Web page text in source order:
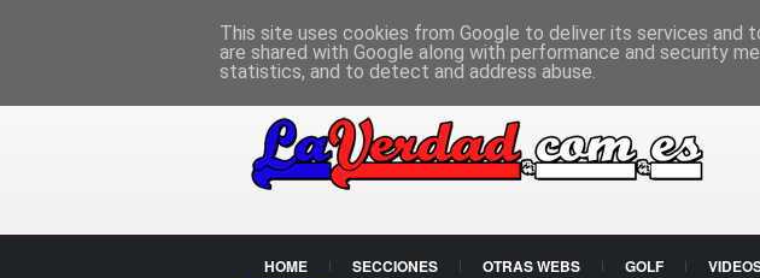
HOME SECCIONES OTRAS WEBS GOLF
This site uses cookies from Google to deliver its services and
are shared with Google along with performance and security
statistics, and to detect and address abuse.